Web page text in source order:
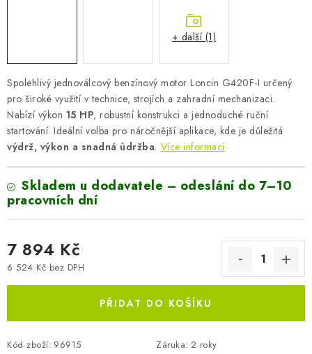
Reklamační řád
Spolehlivý jednoválcový benzínový motor Loncin G420F-I určený
pro široké využití v technice, strojích a zahradní mechanizaci.
Nabízí výkon 15 HP, robustní konstrukci a jednoduché ruční
startování. Ideální volba pro náročnější aplikace, kde je důležitá
výdrž, výkon a snadná údržba. Více informací
Skladem u dodavatele – odeslání do 7–10
pracovních dní
7 894 Kč
6 524 Kč bez DPH
PŘIDAT DO KOŠÍKU
Kód zboží: 96915 Záruka: 2 roky
+ další (1)